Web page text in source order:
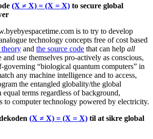
(X ≠ X) = (X = X) to secure global
is to try to develop
technology concepts free of cost based
theory and the source code that can help all
and use themselves pro-actively as conscious,
governing “biological quantum computers” in
any machine intelligence and to access,
the entangled globality/the global
terms regardless of background,
to computer technology powered by electricity.
(X ≠ X) = (X = X) til at sikre global